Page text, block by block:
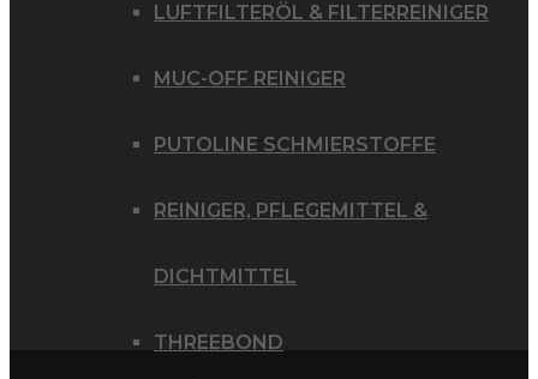
LUFTFILTERÖL & FILTERREINIGER
MUC-OFF REINIGER
PUTOLINE SCHMIERSTOFFE
REINIGER, PFLEGEMITTEL &
DICHTMITTEL
THREEBOND